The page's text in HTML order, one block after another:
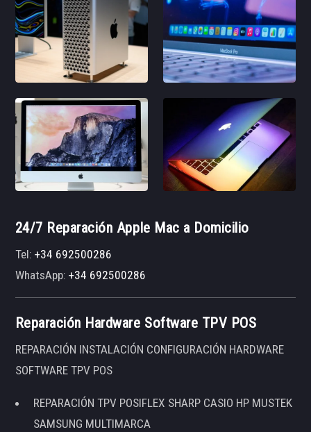
24/7 Reparación Apple Mac a Domicilio
Tel:+34 692500286
WhatsApp:+34 692500286
Reparación Hardware Software TPV POS
REPARACIÓN INSTALACIÓN CONFIGURACIÓN HARDWARE
SOFTWARE TPV POS
REPARACIÓN TPV POSIFLEX SHARP CASIO HP MUSTEK
SAMSUNG MULTIMARCA